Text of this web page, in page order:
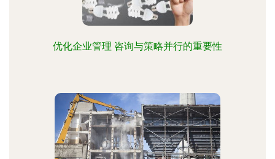
优化企业管理 咨询与策略并行的重要性